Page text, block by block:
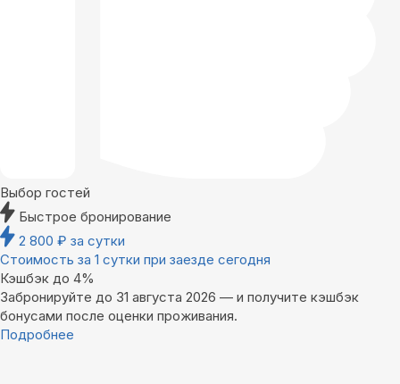
Выбор гостей
Быстрое бронирование
2 800 ₽ за сутки
Стоимость за 1 сутки при заезде сегодня
Кэшбэк до 4%
Забронируйте до 31 августа 2026 — и получите кэшбэк
бонусами после оценки проживания.
Подробнее